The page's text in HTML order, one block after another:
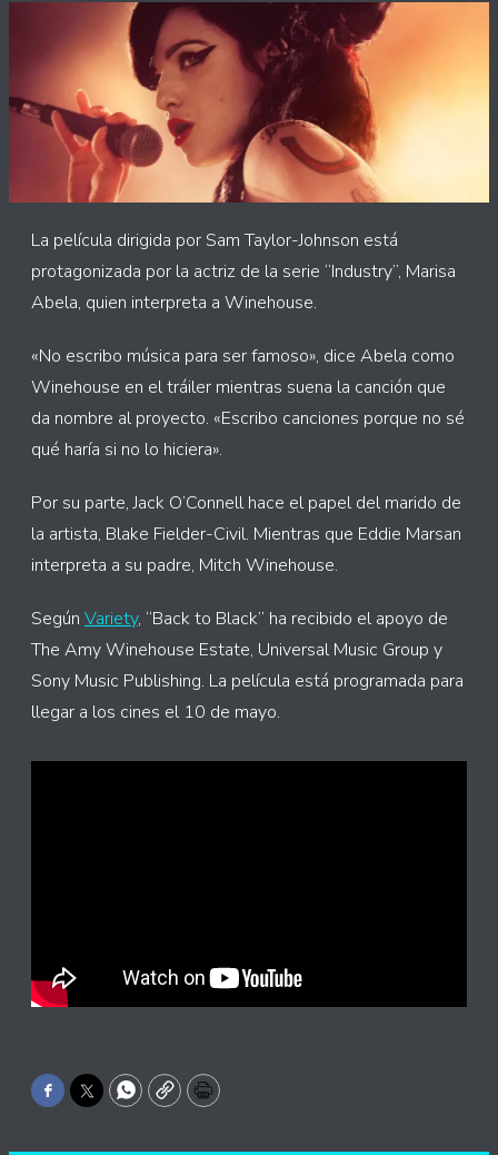
La película dirigida por Sam Taylor-Johnson está
protagonizada por la actriz de la serie “Industry”, Marisa
Abela, quien interpreta a Winehouse.
«No escribo música para ser famoso», dice Abela como
Winehouse en el tráiler mientras suena la canción que
da nombre al proyecto. «Escribo canciones porque no sé
qué haría si no lo hiciera».
Por su parte, Jack O’Connell hace el papel del marido de
la artista, Blake Fielder-Civil. Mientras que Eddie Marsan
interpreta a su padre, Mitch Winehouse.
Según Variety, “Back to Black” ha recibido el apoyo de
The Amy Winehouse Estate, Universal Music Group y
Sony Music Publishing. La película está programada para
llegar a los cines el 10 de mayo.
Facebook
TwitterWhatsApp
CopyPrint